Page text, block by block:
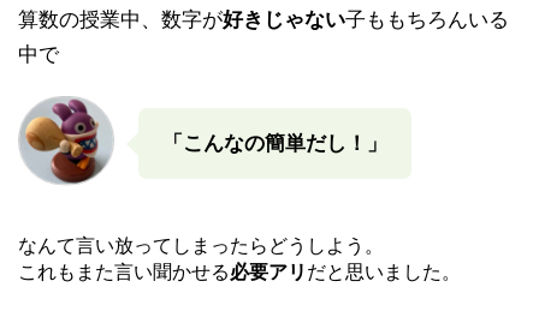
算数の授業中、数字が好きじゃない子ももちろんいる
中で
「こんなの簡単だし！」
なんて言い放ってしまったらどうしよう。
これもまた言い聞かせる必要アリ だと思いました。